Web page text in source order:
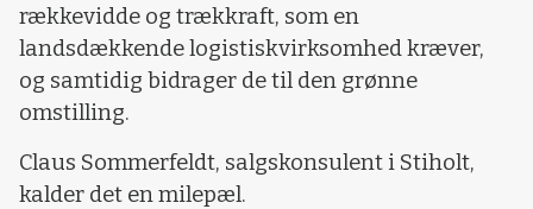
rækkevidde og trækkraft, som en
landsdækkende logistiskvirksomhed kræver,
og samtidig bidrager de til den grønne
omstilling.
Claus Sommerfeldt, salgskonsulent i Stiholt,
kalder det en milepæl.